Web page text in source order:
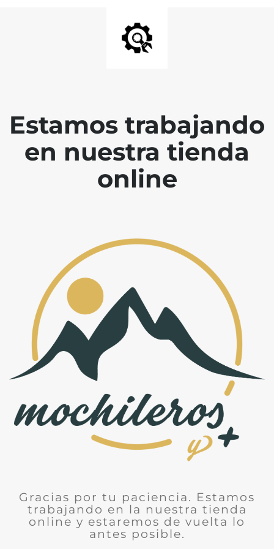
Estamos trabajando
en nuestra tienda
online
Gracias por tu paciencia. Estamos
trabajando en la nuestra tienda
online y estaremos de vuelta lo
antes posible.